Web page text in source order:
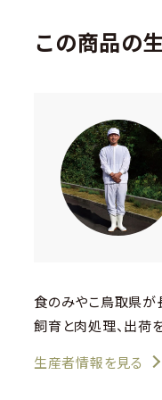
この商品の
食のみやこ鳥取県が
飼育と肉処理、出荷
生産者情報を見る